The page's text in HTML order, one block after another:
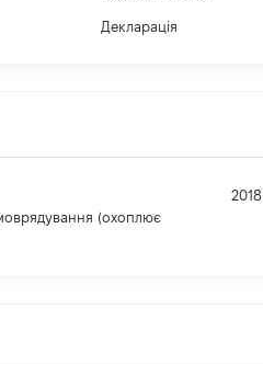
Декларація
(охоплює
2018